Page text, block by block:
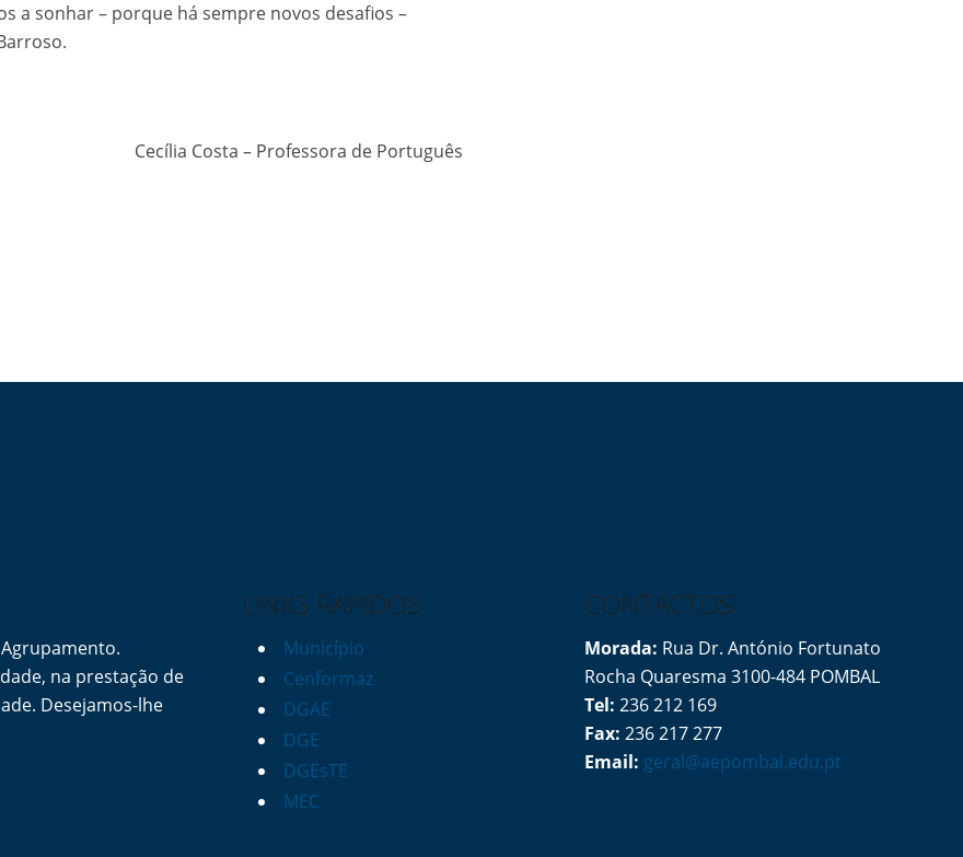
a sonhar – porque há sempre novos desafios –
Cecília Costa – Professora de Português
na prestação de
Desejamos-lhe
LINKS RÁPIDOS
Município
Cenformaz
DGAE
DGE
DGEsTE
MEC
CONTACTOS
Morada: Rua Dr. António Fortunato
Rocha Quaresma 3100-484 POMBAL
Tel: 236 212 169
Fax: 236 217 277
Email: geral@aepombal.edu.pt